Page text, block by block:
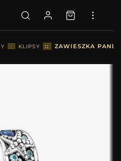
:: KLIPSY :: ZAWIESZKA